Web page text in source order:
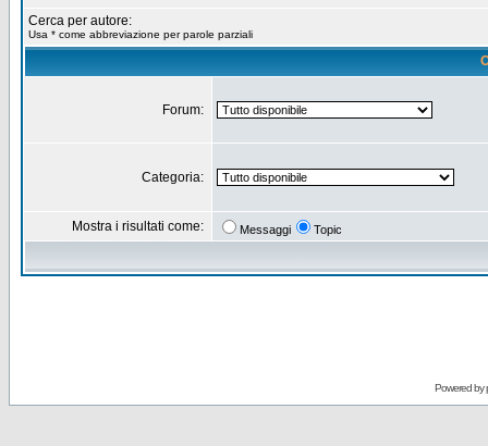
Cerca per autore:
Usa * come abbreviazione per parole parziali
Forum:
Categoria:
Mostra i risultati come: Messaggi Topic
Powered by